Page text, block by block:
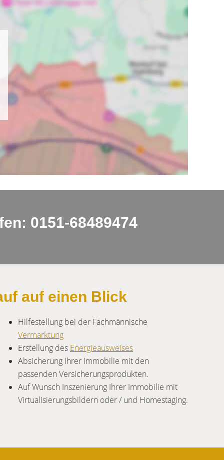
0151-68489474
auf einen Blick
Hilfestellung bei der Fachmännische
Vermarktung
Erstellung des Energieausweises
Absicherung Ihrer Immobilie mit den
passenden Versicherungsprodukten.
Auf Wunsch Inszenierung Ihrer Immobilie mit
Virtualisierungsbildern oder / und Homestaging.